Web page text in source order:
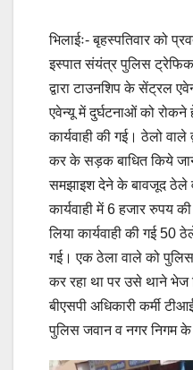
भिलाईः- बृहस्पतिवार को
इस्पात संयंत्र पुलिस ट्रेफिक
द्वारा टाउनशिप के सेंट्रल
एवेन्यू में दुर्घटनाओं को रोकने
कार्यवाही की गई। ठेलो
कर के सड़क बाधित किये
समझाइश देने के बावजूद ठेले
कार्यवाही में 6 हजार रुपय
लिया कार्यवाही की गई 50
गई। एक ठेला वाले को
कर रहा था पर उसे थाने भेज
बीएसपी अधिकारी कर्मी
पुलिस जवान व नगर निगम के